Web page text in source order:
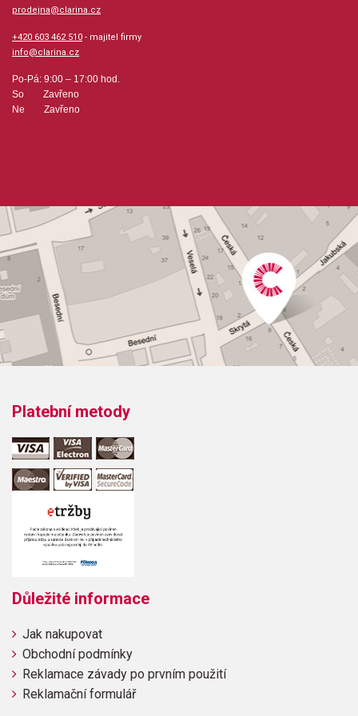
Waltz in B Minor, Opus 39, No.11 (Brahms)
prodejna@clarina.cz
+420 603 462 510 - majitel firmy
info@clarina.cz
Po-Pá: 9:00 – 17:00 hod.
So Zavřeno
Ne Zavřeno
Platební metody
Důležité informace
Jak nakupovat
Obchodní podmínky
Reklamace závady po prvním použití
Reklamační formulář